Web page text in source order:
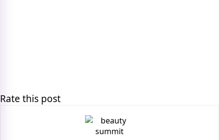
Rate this post